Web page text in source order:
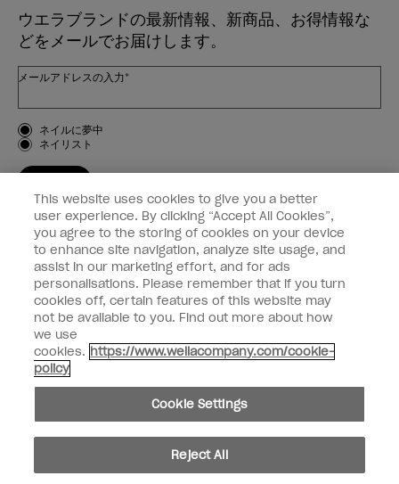
ウエラブランドの最新情報、新商品、お得情報な
どをメールでお届けします。
メールアドレスの入力*
お客様のタイプ
ネイルに夢中
ネイリスト
OPI
個人情報の取り扱い
facebookinstagram
個人情報を共有または販売しないでください
© Copyright 2024, Wella Operations US LLC, 無断複写・転載を禁じます。
This website uses cookies to give you a better
user experience. By clicking “Accept All Cookies”,
you agree to the storing of cookies on your device
to enhance site navigation, analyze site usage, and
assist in our marketing effort, and for ads
personalisations. Please remember that if you turn
cookies off, certain features of this website may
not be available to you. Find out more about how
we use
cookies. https://www.wellacompany.com/cookie-
policy
Cookie Settings
Reject All